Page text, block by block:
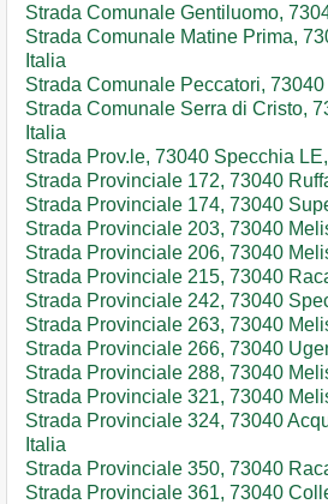
Strada Comunale Gentiluomo,
Strada Comunale Matine Prima,
Italia
Strada Comunale Peccatori,
Strada Comunale Serra di Cristo,
Italia
Strada Prov.le, 73040 Specchia
Strada Provinciale 172, 73040
Strada Provinciale 174, 73040
Strada Provinciale 203, 73040
Strada Provinciale 206, 73040
Strada Provinciale 215, 73040
Strada Provinciale 242, 73040
Strada Provinciale 263, 73040
Strada Provinciale 266, 73040
Strada Provinciale 288, 73040
Strada Provinciale 321, 73040
Strada Provinciale 324, 73040
Italia
Strada Provinciale 350, 73040
Strada Provinciale 361, 73040